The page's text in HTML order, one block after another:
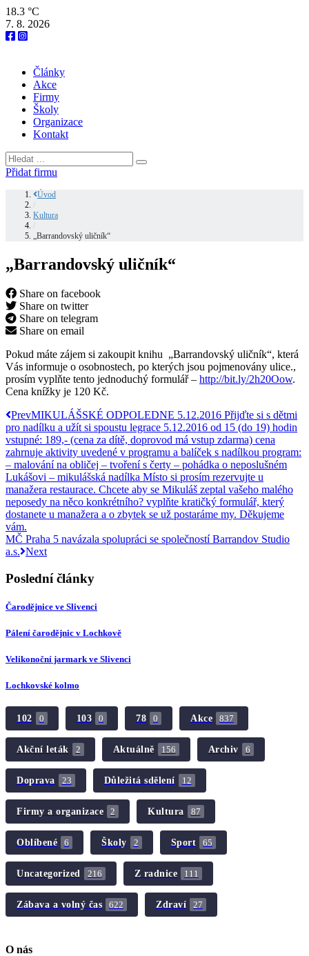
18.3 °C
7. 8. 2026
Články
Akce
Firmy
Školy
Organizace
Kontakt
Přidat firmu
Úvod
Kultura
„Barrandovský uličník“
„Barrandovský uličník“
Share on facebook
Share on twitter
Share on telegram
Share on email
Pokud máte zájem si zakoupit knihu „Barrandovský uličník“, která
Vás informuje o osobnostech, po kterých jsou pojmenovány ulice.,
prosím vyplňte tento jednoduchý formulář – http://bit.ly/2h20Oow.
Cena knížky je 120 Kč.
PrevMIKULÁŠSKÉ ODPOLEDNE 5.12.2016 Přijďte si s dětmi
pro nadílku a užít si spoustu legrace 5.12.2016 od 15 (do 19) hodin
vstupné: 189,- (cena za dítě, doprovod má vstup zdarma) cena
zahrnuje aktivity uvedené v programu a balíček s nadílkou program:
– malování na obličej – tvoření s čerty – pohádka o neposlušném
Lukášovi – mikulášská nadílka Místo si prosím rezervujte u
manažera restaurace. Chcete aby se Mikuláš zeptal vašeho malého
neposedy na něco konkrétního? vyplňte kratičký formulář, který
dostanete u manažera a o zbytek se už postaráme my. Děkujeme
vám.
MČ Praha 5 navázala spolupráci se společností Barrandov Studio
a.s. Next
Poslední články
Čarodějnice ve Slivenci
Pálení čarodějnic v Lochkově
Velikonoční jarmark ve Slivenci
Lochkovské kolmo
102 0 103 0 78 0 Akce 837
Akční leták 2 Aktuálně 156 Archiv 6
Doprava 23 Důležitá sdělení 12
Firmy a organizace 2 Kultura 87
Oblíbené 6 Školy 2 Sport 65
Uncategorized 216 Z radnice 111
Zábava a volný čas 622 Zdraví 27
O nás